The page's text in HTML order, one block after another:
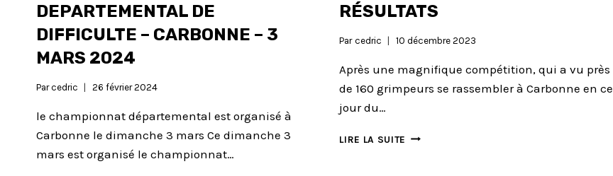
DEPARTEMENTAL DE
DIFFICULTE – CARBONNE – 3
MARS 2024
Par cedric 26 février 2024
le championnat départemental est organisé à
Carbonne le dimanche 3 mars Ce dimanche 3
mars est organisé le championnat…
RÉSULTATS
Par cedric 10 décembre 2023
Après une magnifique compétition, qui a vu près
de 160 grimpeurs se rassembler à Carbonne en ce
jour du…
LIRE LA SUITE GET